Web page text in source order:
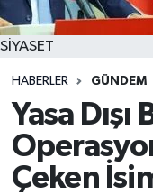
SİYASET
HABERLER GÜNDEM
Yasa Dışı
Çeken